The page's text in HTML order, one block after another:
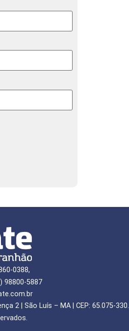
0388,
98800-5887
2 | São Luís – MA | CEP: 65.075-330.